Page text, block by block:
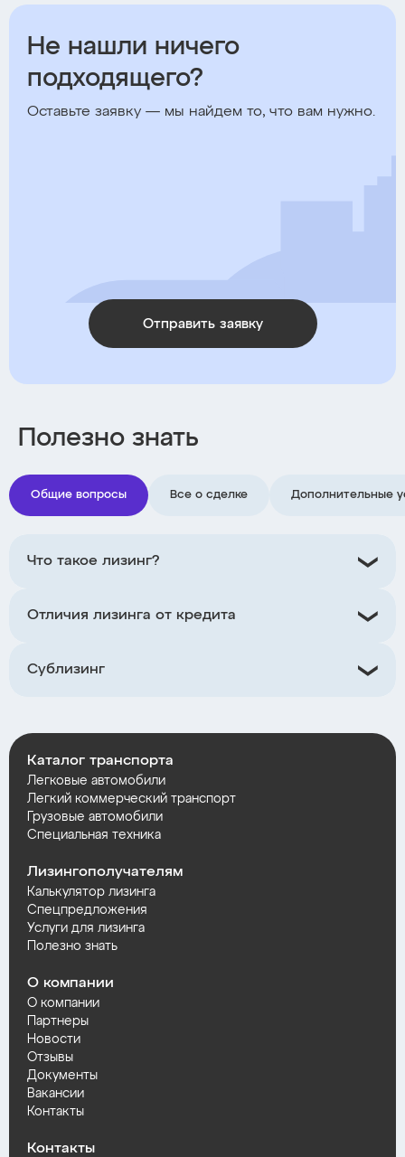
Не нашли ничего
подходящего?
Оставьте заявку — мы найдем то, что вам нужно.
Отправить заявку
Полезно знать
Общие вопросы Все о сделке Дополнительные
Что такое лизинг?
Отличия лизинга от кредита
Сублизинг
Каталог транспорта
Легковые автомобили
Легкий коммерческий транспорт
Грузовые автомобили
Специальная техника
Лизингополучателям
Калькулятор лизинга
Спецпредложения
Услуги для лизинга
Полезно знать
О компании
О компании
Партнеры
Новости
Отзывы
Документы
Вакансии
Контакты
Контакты